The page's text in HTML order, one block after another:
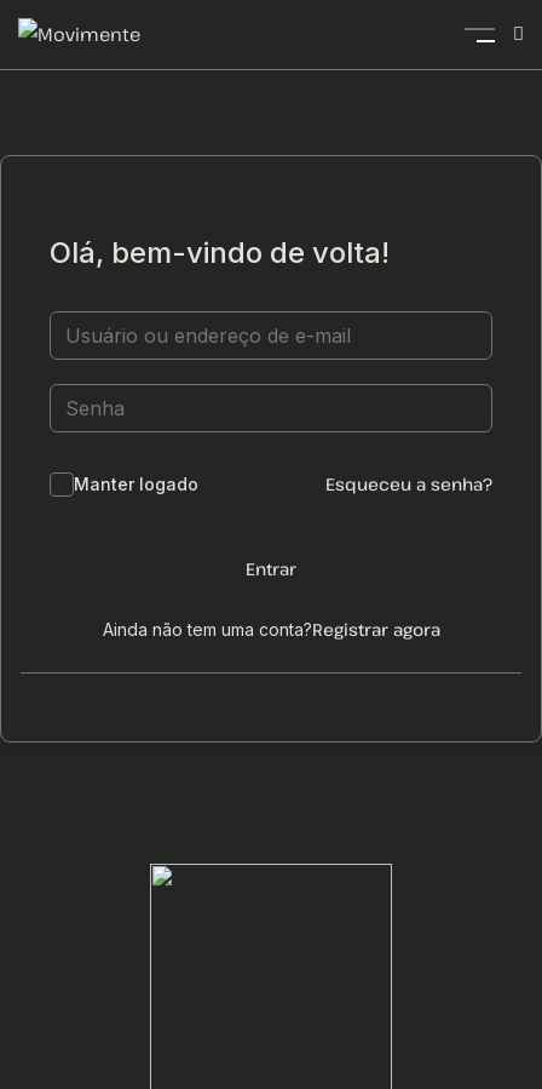
Olá, bem-vindo de volta!
Manter logado Esqueceu a senha?
Entrar
Ainda não tem uma conta?Registrar agora